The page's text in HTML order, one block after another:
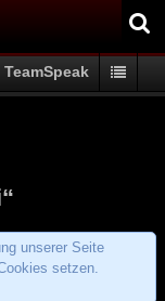
TeamSpeak
unserer Seite
setzen.